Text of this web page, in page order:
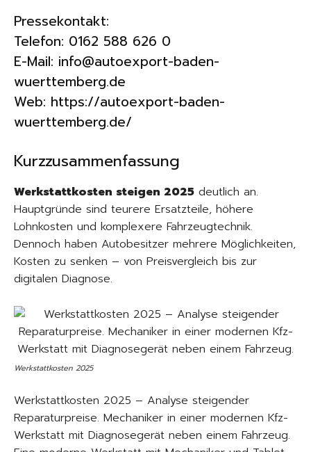
Pressekontakt:
Telefon: 0162 588 626 0
E-Mail: info@autoexport-baden-
wuerttemberg.de
Web: https://autoexport-baden-
wuerttemberg.de/
Kurzzusammenfassung
Werkstattkosten steigen 2025 deutlich an.
Hauptgründe sind teurere Ersatzteile, höhere
Lohnkosten und komplexere Fahrzeugtechnik.
Dennoch haben Autobesitzer mehrere Möglichkeiten,
Kosten zu senken – von Preisvergleich bis zur
digitalen Diagnose.
Werkstattkosten 2025
Werkstattkosten 2025 – Analyse steigender
Reparaturpreise. Mechaniker in einer modernen Kfz-
Werkstatt mit Diagnosegerät neben einem Fahrzeug.